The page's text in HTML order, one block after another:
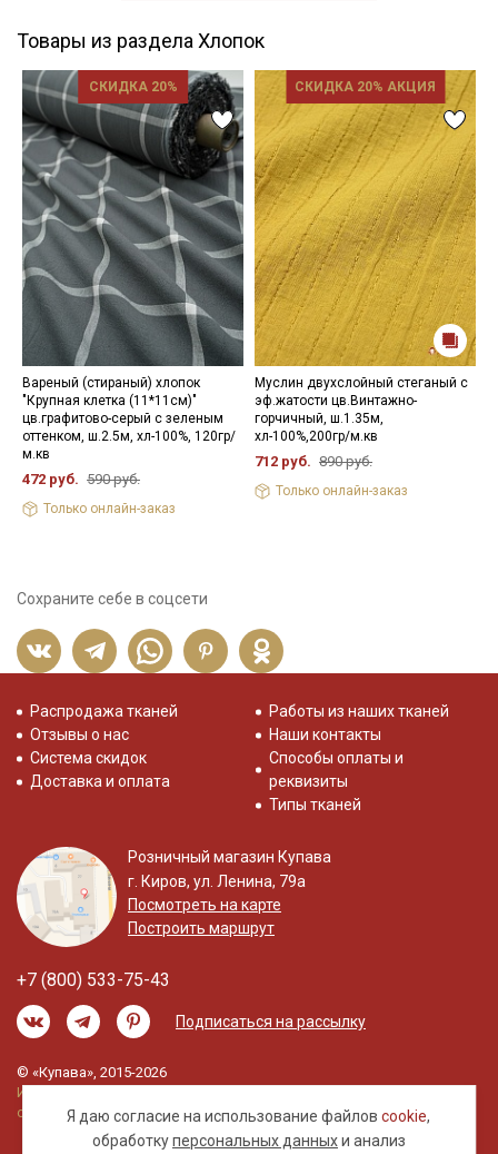
Товары из раздела Хлопок
СКИДКА 20%
Вареный (стираный) хлопок
"Крупная клетка (11*11см)"
цв.графитово-серый с зеленым
оттенком, ш.2.5м, хл-100%, 120гр/
м.кв
472 руб. 590 руб.
Только онлайн-заказ
СКИДКА 20% АКЦИЯ
Муслин двухслойный стеганый с
эф.жатости цв.Винтажно-
горчичный, ш.1.35м,
хл-100%,200гр/м.кв
712 руб. 890 руб.
Только онлайн-заказ
Сохраните себе в соцсети
Я даю согласие на использование файловcookie,
обработкуперсональных данныхи анализ
Распродажа тканей
Отзывы о нас
Система скидок
Доставка и оплата
Работы из наших тканей
Наши контакты
Способы оплаты и
реквизиты
Типы тканей
Розничный магазин Купава
г. Киров, ул. Ленина, 79а
Посмотреть на карте
Построить маршрут
+7 (800) 533-75-43
Подписаться на рассылку
© «Купава», 2015-2026
Информация на сайте не является публичной
офертой.